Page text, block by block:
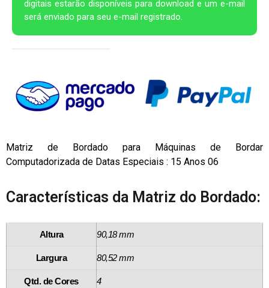
digitais estarão disponíveis para download e um e-mail
será enviado para seu e-mail registrado.
Matriz de Bordado para Máquinas de Bordar
Computadorizada de Datas Especiais : 15 Anos 06
Características da Matriz do Bordado:
Altura 90,18 mm
Largura 80,52 mm
Qtd. de Cores 4